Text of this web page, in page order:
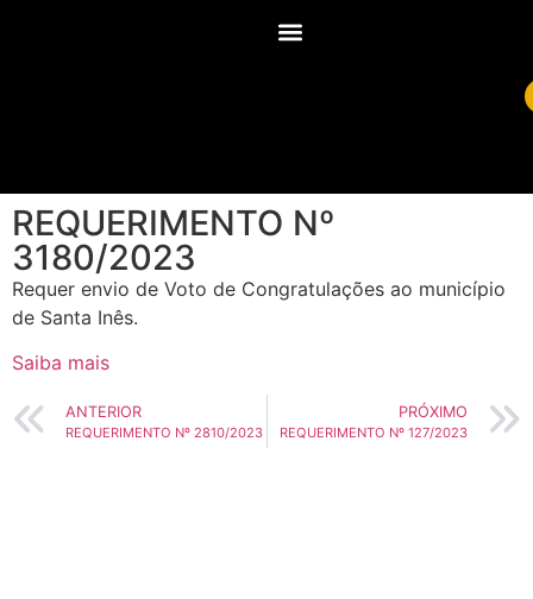
REQUERIMENTO Nº
3180/2023
Requer envio de Voto de Congratulações ao município
de Santa Inês.
Saiba mais
ANTERIOR
REQUERIMENTO Nº 2810/2023
PRÓXIMO
REQUERIMENTO Nº 127/2023